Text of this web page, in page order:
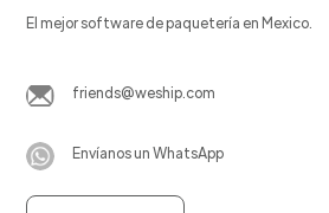
El mejor software de paquetería en Mexico.
friends@weship.com
Envíanos un WhatsApp